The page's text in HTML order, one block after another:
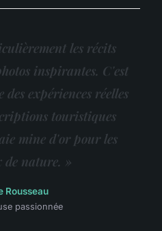
les récits
inspirantes. C'est
expériences réelles
touristiques
mine d'or pour les
de nature. »
Rousseau
passionnée